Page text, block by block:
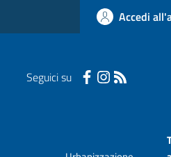
Accedi
Seguici su